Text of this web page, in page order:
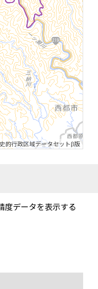
的行政区域データセットβ版
度データを表示する